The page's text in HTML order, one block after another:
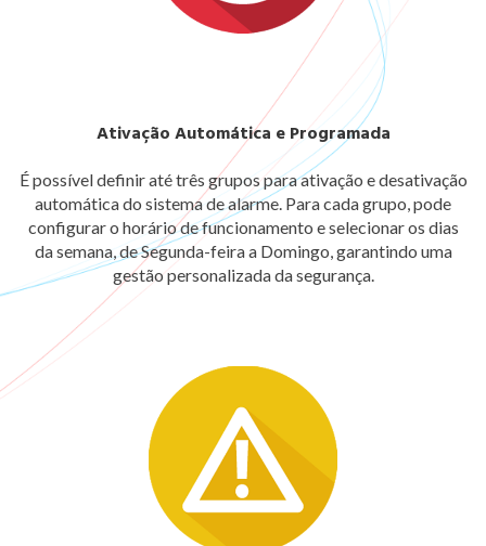
Ativação Automática e Programada
É possível definir até três grupos para ativação e desativação
automática do sistema de alarme. Para cada grupo, pode
configurar o horário de funcionamento e selecionar os dias
da semana, de Segunda-feira a Domingo, garantindo uma
gestão personalizada da segurança.